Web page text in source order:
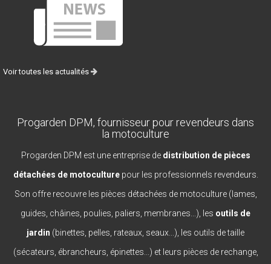
Voir toutes les actualités
Progarden DPM, fournisseur pour revendeurs dans
la motoculture
Progarden DPM est une entreprise de distribution de pièces
détachées de motoculturepour les professionnels revendeurs.
Son offre recouvre les pièces détachées de motoculture (lames,
guides, châines, poulies, paliers, membranes...), les outils de
jardin (binettes, pelles, rateaux, seaux...), les outils de taille
(sécateurs, ébrancheurs, épinettes...) et leurs pièces de rechange,